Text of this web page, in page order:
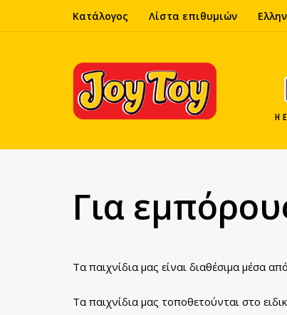
Κατάλογος Λίστα επιθυμιών
Η
Για
Τα παιχνίδια μας είναι διαθέσιμα μέσα
Τα παιχνίδια μας τοποθετούνται στο